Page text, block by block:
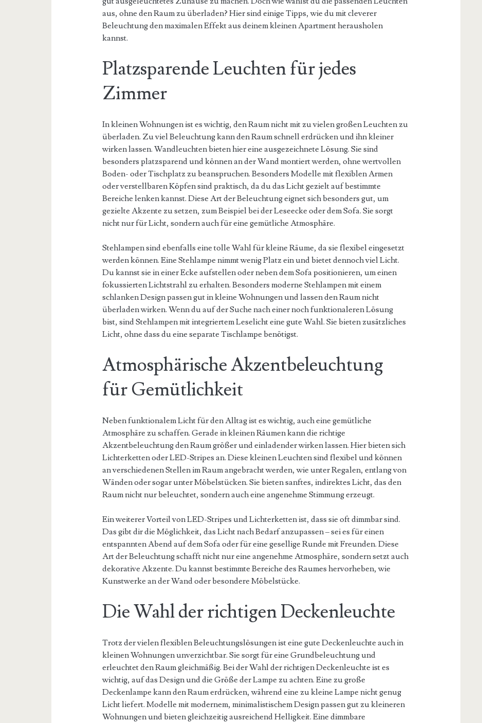
aus, ohne den Raum zu überladen? Hier sind einige Tipps, wie du mit cleverer
Beleuchtung den maximalen Effekt aus deinem kleinen Apartment herausholen
kannst.
Platzsparende Leuchten für jedes
Zimmer
In kleinen Wohnungen ist es wichtig, den Raum nicht mit zu vielen großen Leuchten zu
überladen. Zu viel Beleuchtung kann den Raum schnell erdrücken und ihn kleiner
wirken lassen. Wandleuchten bieten hier eine ausgezeichnete Lösung. Sie sind
besonders platzsparend und können an der Wand montiert werden, ohne wertvollen
Boden- oder Tischplatz zu beanspruchen. Besonders Modelle mit flexiblen Armen
oder verstellbaren Köpfen sind praktisch, da du das Licht gezielt auf bestimmte
Bereiche lenken kannst. Diese Art der Beleuchtung eignet sich besonders gut, um
gezielte Akzente zu setzen, zum Beispiel bei der Leseecke oder dem Sofa. Sie sorgt
nicht nur für Licht, sondern auch für eine gemütliche Atmosphäre.
Stehlampen sind ebenfalls eine tolle Wahl für kleine Räume, da sie flexibel eingesetzt
werden können. Eine Stehlampe nimmt wenig Platz ein und bietet dennoch viel Licht.
Du kannst sie in einer Ecke aufstellen oder neben dem Sofa positionieren, um einen
fokussierten Lichtstrahl zu erhalten. Besonders moderne Stehlampen mit einem
schlanken Design passen gut in kleine Wohnungen und lassen den Raum nicht
überladen wirken. Wenn du auf der Suche nach einer noch funktionaleren Lösung
bist, sind Stehlampen mit integriertem Leselicht eine gute Wahl. Sie bieten zusätzliches
Licht, ohne dass du eine separate Tischlampe benötigst.
Atmosphärische Akzentbeleuchtung
für Gemütlichkeit
Neben funktionalem Licht für den Alltag ist es wichtig, auch eine gemütliche
Atmosphäre zu schaffen. Gerade in kleinen Räumen kann die richtige
Akzentbeleuchtung den Raum größer und einladender wirken lassen. Hier bieten sich
Lichterketten oder LED-Stripes an. Diese kleinen Leuchten sind flexibel und können
an verschiedenen Stellen im Raum angebracht werden, wie unter Regalen, entlang von
Wänden oder sogar unter Möbelstücken. Sie bieten sanftes, indirektes Licht, das den
Raum nicht nur beleuchtet, sondern auch eine angenehme Stimmung erzeugt.
Ein weiterer Vorteil von LED-Stripes und Lichterketten ist, dass sie oft dimmbar sind.
Das gibt dir die Möglichkeit, das Licht nach Bedarf anzupassen – sei es für einen
entspannten Abend auf dem Sofa oder für eine gesellige Runde mit Freunden. Diese
Art der Beleuchtung schafft nicht nur eine angenehme Atmosphäre, sondern setzt auch
dekorative Akzente. Du kannst bestimmte Bereiche des Raumes hervorheben, wie
Kunstwerke an der Wand oder besondere Möbelstücke.
Die Wahl der richtigen Deckenleuchte
Trotz der vielen flexiblen Beleuchtungslösungen ist eine gute Deckenleuchte auch in
kleinen Wohnungen unverzichtbar. Sie sorgt für eine Grundbeleuchtung und
erleuchtet den Raum gleichmäßig. Bei der Wahl der richtigen Deckenleuchte ist es
wichtig, auf das Design und die Größe der Lampe zu achten. Eine zu große
Deckenlampe kann den Raum erdrücken, während eine zu kleine Lampe nicht genug
Licht liefert. Modelle mit modernem, minimalistischem Design passen gut zu kleineren
Wohnungen und bieten gleichzeitig ausreichend Helligkeit. Eine dimmbare